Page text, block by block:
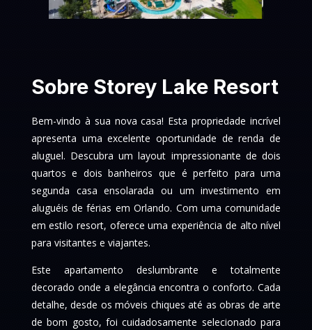
Sobre Storey Lake Resort
Bem-vindo à sua nova casa! Esta propriedade incrível
apresenta uma excelente oportunidade de renda de
aluguel. Descubra um layout impressionante de dois
quartos e dois banheiros que é perfeito para uma
segunda casa ensolarada ou um investimento em
aluguéis de férias em Orlando. Com uma comunidade
em estilo resort, oferece uma experiência de alto nível
para visitantes e viajantes.
Este apartamento deslumbrante e totalmente
decorado onde a elegância encontra o conforto. Cada
detalhe, desde os móveis chiques até as obras de arte
de bom gosto, foi cuidadosamente selecionado para